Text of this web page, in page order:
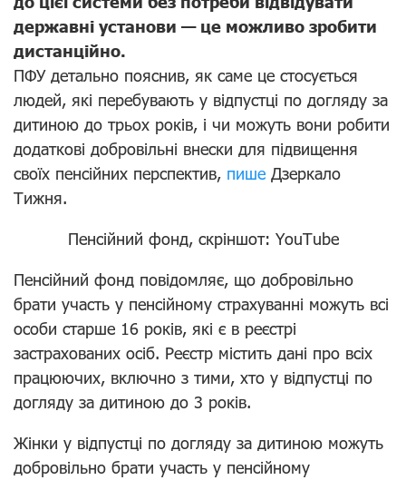
державні установи — це можливо зробити
дистанційно.
ПФУ детально пояснив, як саме це стосується
людей, які перебувають у відпустці по догляду за
дитиною до трьох років, і чи можуть вони робити
додаткові добровільні внески для підвищення
своїх пенсійних перспектив, пише Дзеркало
Тижня.
Пенсійний фонд, скріншот: YouTube
Пенсійний фонд повідомляє, що добровільно
брати участь у пенсійному страхуванні можуть всі
особи старше 16 років, які є в реєстрі
застрахованих осіб. Реєстр містить дані про всіх
працюючих, включно з тими, хто у відпустці по
догляду за дитиною до 3 років.
Жінки у відпустці по догляду за дитиною можуть
добровільно брати участь у пенсійному